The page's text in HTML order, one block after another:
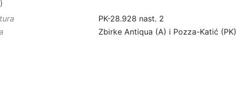
PK-28.928 nast. 2
Zbirke Antiqua (A) i Pozza-Katić (PK)